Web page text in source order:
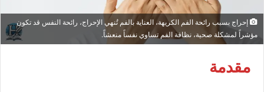
إحراج بسبب رائحة الفم الكريهة، العناية بالفم تُنهي الإحراج، رائحة النفس قد تكون
مؤشراً لمشكلة صحية، نظافة الفم تساوي نفساً منعشاً.
مقدمة